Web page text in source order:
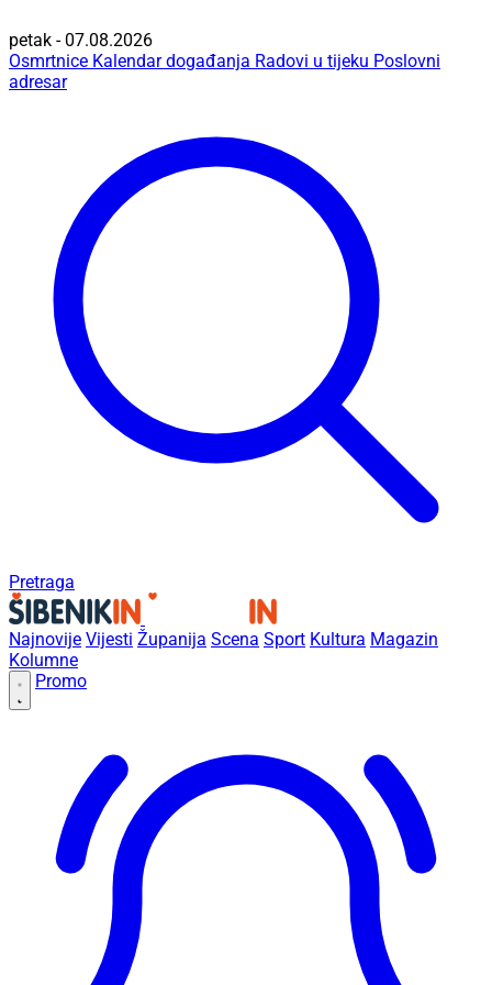
petak - 07.08.2026
Osmrtnice Kalendar događanja Radovi u tijeku Poslovni
adresar
Pretraga
Najnovije Vijesti Županija Scena Sport Kultura Magazin
Kolumne
Promo